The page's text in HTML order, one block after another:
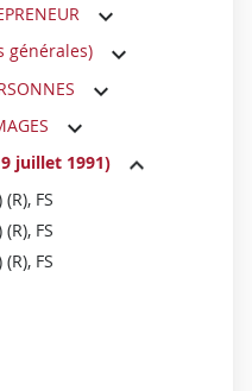
générales)
9 juillet 1991)
FS
FS
FS